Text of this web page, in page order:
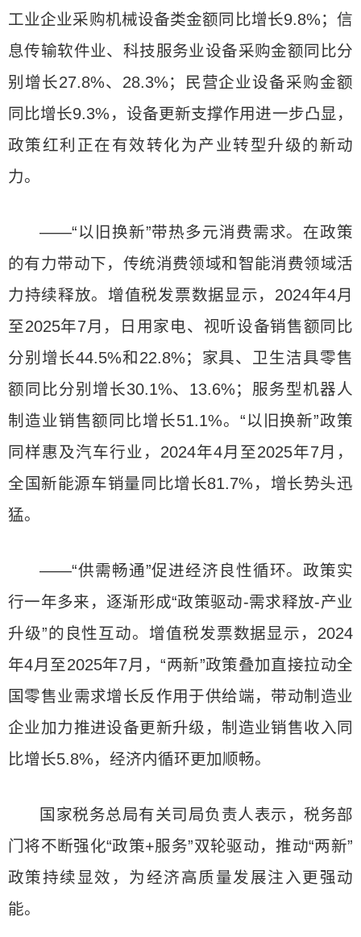
工业企业采购机械设备类金额同比增长9.8%；信
息传输软件业、科技服务业设备采购金额同比分
别增长27.8%、28.3%；民营企业设备采购金额
同比增长9.3%，设备更新支撑作用进一步凸显，
政策红利正在有效转化为产业转型升级的新动
力。
——“以旧换新”带热多元消费需求。在政策
的有力带动下，传统消费领域和智能消费领域活
力持续释放。增值税发票数据显示，2024年4月
至2025年7月，日用家电、视听设备销售额同比
分别增长44.5%和22.8%；家具、卫生洁具零售
额同比分别增长30.1%、13.6%；服务型机器人
制造业销售额同比增长51.1%。“以旧换新”政策
同样惠及汽车行业，2024年4月至2025年7月，
全国新能源车销量同比增长81.7%，增长势头迅
猛。
——“供需畅通”促进经济良性循环。政策实
行一年多来，逐渐形成“政策驱动-需求释放-产业
升级”的良性互动。增值税发票数据显示，2024
年4月至2025年7月，“两新”政策叠加直接拉动全
国零售业需求增长反作用于供给端，带动制造业
企业加力推进设备更新升级，制造业销售收入同
比增长5.8%，经济内循环更加顺畅。
国家税务总局有关司局负责人表示，税务部
门将不断强化“政策+服务”双轮驱动，推动“两新”
政策持续显效，为经济高质量发展注入更强动
能。